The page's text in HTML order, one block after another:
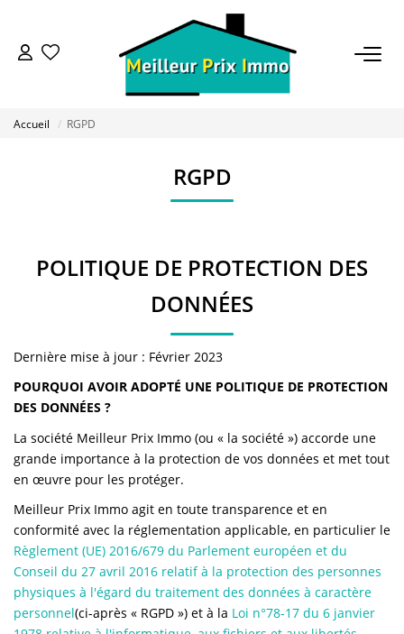
ACHETER
VENDRE
BAILLEUR
FONDS DE COMMERCE
Qui Sommes-Nous
L’équipe
Nous Rejoindre
CONTACT
Accueil RGPD
RGPD
POLITIQUE DE PROTECTION DES
DONNÉES
Dernière mise à jour : Février 2023
POURQUOI AVOIR ADOPTÉ UNE POLITIQUE DE PROTECTION
DES DONNÉES ?
La société Meilleur Prix Immo (ou « la société ») accorde une
grande importance à la protection de vos données et met tout
en œuvre pour les protéger.
Meilleur Prix Immo agit en toute transparence et en
conformité avec la réglementation applicable, en particulier le
Règlement (UE) 2016/679 du Parlement européen et du
Conseil du 27 avril 2016 relatif à la protection des personnes
physiques à l'égard du traitement des données à caractère
personnel(ci-après « RGPD ») et à la Loi n°78-17 du 6 janvier